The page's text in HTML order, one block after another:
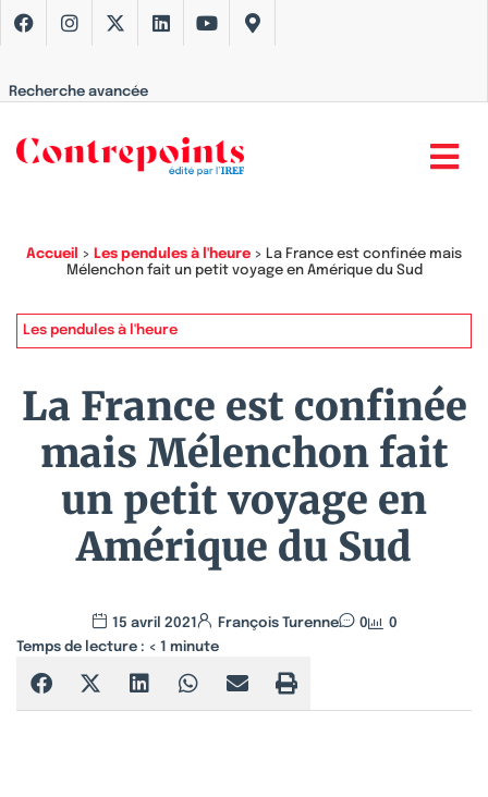
Recherche avancée
Accueil > Les pendules à l'heure > La France est confinée mais
Mélenchon fait un petit voyage en Amérique du Sud
Les pendules à l'heure
La France est confinée
mais Mélenchon fait
un petit voyage en
Amérique du Sud
15 avril 2021 François Turenne 0
0
Temps de lecture : < 1 minute